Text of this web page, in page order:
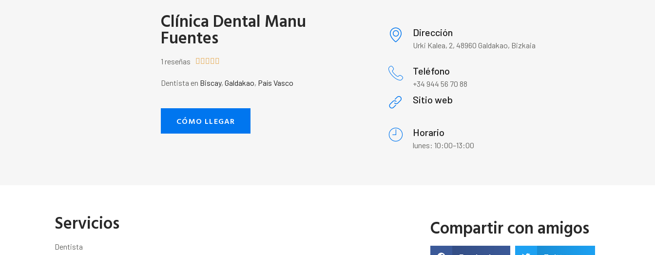
Clínica Dental Manu
Fuentes
1 reseñas     
Dentista en Biscay,Galdakao, País Vasco
CÓMO LLEGAR
Dirección
Urki Kalea, 2, 48960 Galdakao, Bizkaia
Teléfono
+34 944 56 70 88
Sitio web
Horario
lunes: 10:00–13:00
Servicios
Dentista
Compartir con amigos